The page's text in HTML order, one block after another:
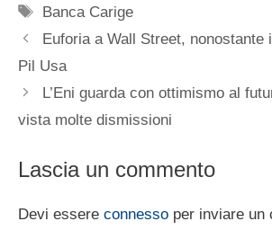
Tag
Banca Carige
Euforia a Wall Street, nonostante
Pil Usa
L’Eni guarda con ottimismo al
vista molte dismissioni
Lascia un commento
Devi essere connesso per inviare un